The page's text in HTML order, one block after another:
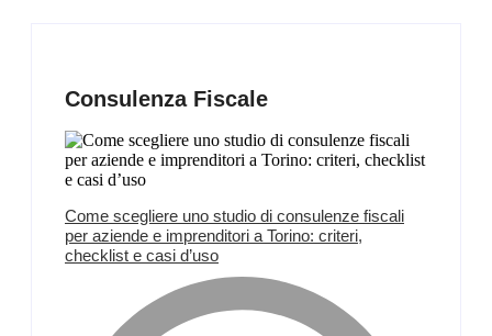
Consulenza Fiscale
Come scegliere uno studio di consulenze fiscali
per aziende e imprenditori a Torino: criteri,
checklist e casi d’uso